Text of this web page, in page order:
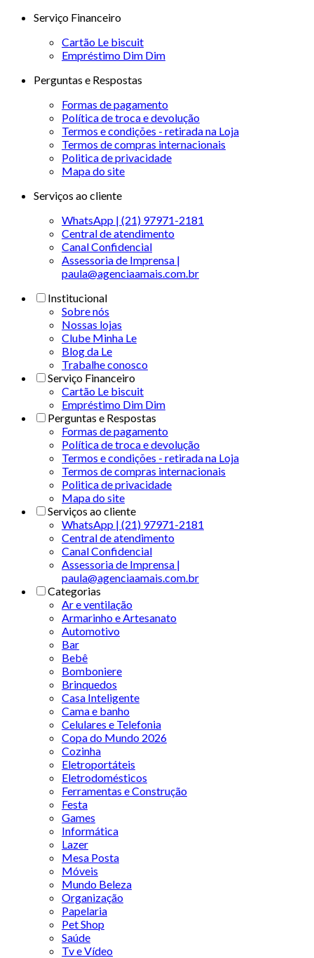
Serviço Financeiro
Cartão Le biscuit
Empréstimo Dim Dim
Perguntas e Respostas
Formas de pagamento
Política de troca e devolução
Termos e condições - retirada na Loja
Termos de compras internacionais
Politica de privacidade
Mapa do site
Serviços ao cliente
WhatsApp | (21) 97971-2181
Central de atendimento
Canal Confidencial
Assessoria de Imprensa |
paula@agenciaamais.com.br
Institucional
Sobre nós
Nossas lojas
Clube Minha Le
Blog da Le
Trabalhe conosco
Serviço Financeiro
Cartão Le biscuit
Empréstimo Dim Dim
Perguntas e Respostas
Formas de pagamento
Política de troca e devolução
Termos e condições - retirada na Loja
Termos de compras internacionais
Politica de privacidade
Mapa do site
Serviços ao cliente
WhatsApp | (21) 97971-2181
Central de atendimento
Canal Confidencial
Assessoria de Imprensa |
paula@agenciaamais.com.br
Categorias
Ar e ventilação
Armarinho e Artesanato
Automotivo
Bar
Bebê
Bomboniere
Brinquedos
Casa Inteligente
Cama e banho
Celulares e Telefonia
Copa do Mundo 2026
Cozinha
Eletroportáteis
Eletrodomésticos
Ferramentas e Construção
Festa
Games
Informática
Lazer
Mesa Posta
Móveis
Mundo Beleza
Organização
Papelaria
Pet Shop
Saúde
Tv e Vídeo